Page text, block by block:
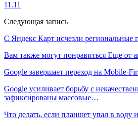
11.11
Следующая запись
С Яндекс Карт исчезли региональные
Вам также могут понравиться Еще от
Google завершает переход на Mobile-
Google усиливает борьбу с
зафиксированы массовые…
Что делать, если планшет упал в воду